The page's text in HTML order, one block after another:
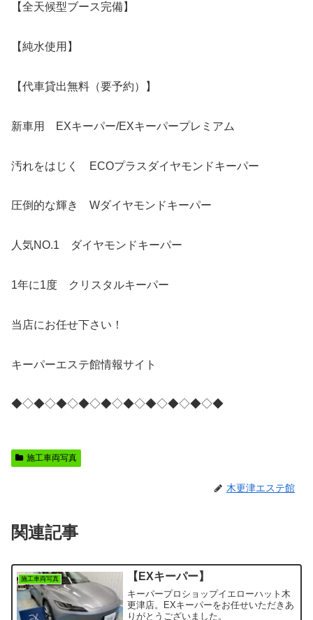
【全天候型ブース完備】
【純水使用】
【代車貸出無料（要予約）】
新車用 EXキーパー/EXキーパープレミアム
汚れをはじく ECOプラスダイヤモンドキーパー
圧倒的な輝き Wダイヤモンドキーパー
人気NO.1 ダイヤモンドキーパー
1年に1度 クリスタルキーパー
当店にお任せ下さい！
キーパーエステ館情報サイト
◆◇◆◇◆◇◆◇◆◇◆◇◆◇◆◇◆◇◆
施工車両写真
木更津エステ館
関連記事
施工車両写真 【EXキーパー】
キーパープロショップイエローハット木
更津店。EXキーパーをお任せいただきあ
りがとうございました。